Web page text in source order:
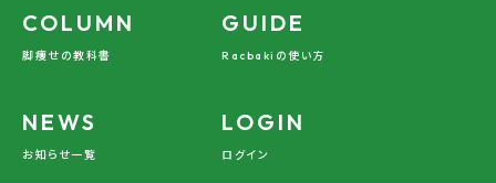
COLUMN
脚痩せの教科書
GUIDE
Racbakiの使い方
NEWS
お知らせ一覧
LOGIN
ログイン